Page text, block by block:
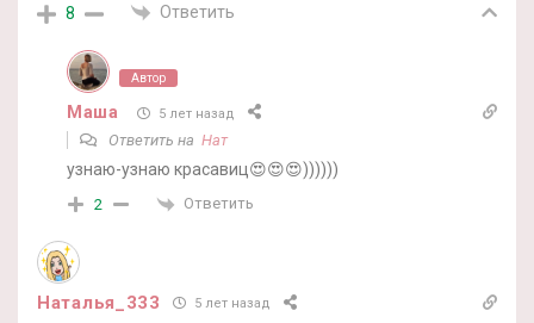
8 Ответить
Автор
Маша 5 лет назад
Ответить на Нат
узнаю-узнаю красавиц😍😍😍))))))
2 Ответить
Наталья_333 5 лет назад